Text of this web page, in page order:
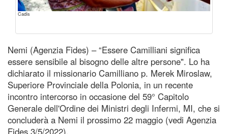
Cadis
Nemi (Agenzia Fides) – “Essere Camilliani significa
essere sensibile al bisogno delle altre persone". Lo ha
dichiarato il missionario Camilliano p. Merek Miroslaw,
Superiore Provinciale della Polonia, in un recente
incontro intercorso in occasione del 59° Capitolo
Generale dell'Ordine dei Ministri degli Infermi, MI, che si
concluderà a Nemi il prossimo 22 maggio (vedi Agenzia
Fides 3/5/2022).